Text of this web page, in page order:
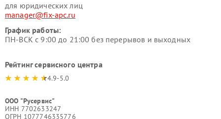
для юридических лиц
manager@fix-apc.ru
График работы:
ПН-ВСК с 9:00 до 21:00 без перерывов и выходных
Рейтинг сервисного центра
4.9-5.0
ООО "Русервис"
ИНН 7702633247
ОГРН 1077746335776